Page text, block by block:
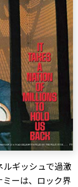
ギッシュで過激
ーは、ロック界